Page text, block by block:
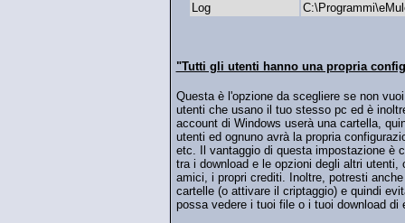
Log
"Tutti gli utenti hanno una propria
Questa è l'opzione da scegliere se non
utenti che usano il tuo stesso pc ed è
account di Windows userà una cartella,
utenti ed ognuno avrà la propria
etc. Il vantaggio di questa impostazione è
tra i download e le opzioni degli altri
amici, i propri crediti. Inoltre, potresti
cartelle (o attivare il criptaggio) e quindi
possa vedere i tuoi file o i tuoi download di